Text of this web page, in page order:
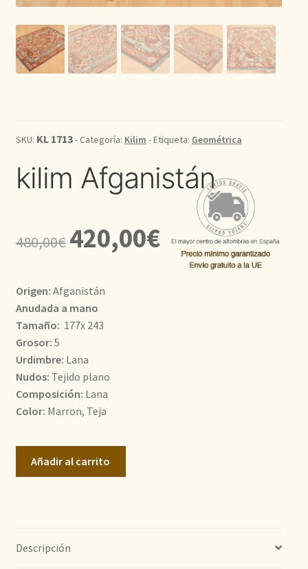
Kilim
Redondas
Seda
Pasillo
SKU: KL 1713- Categoría: Kilim - Etiqueta: Geométrica
kilim Afganistán
480,00€
El
precio
era:
480,00€.
420,00€El
precio
Origen: Afganistán
Anudada a mano
Tamaño: 177x 243
Grosor: 5
Urdimbre: Lana
Nudos: Tejido plano
Composición: Lana
Color: Marron, Teja
Añadir al carrito
Descripción